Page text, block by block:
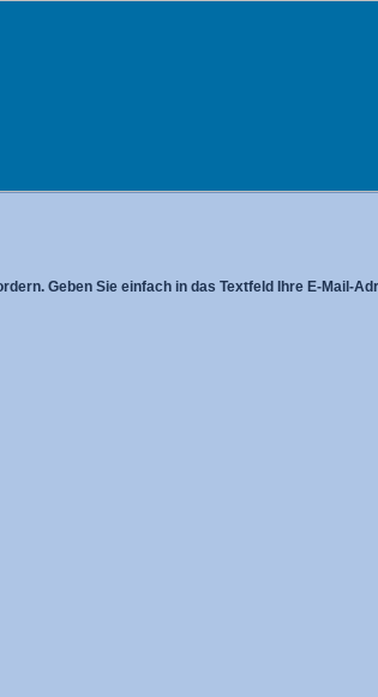
Geben Sie einfach in das Textfeld Ihre E-Mail-